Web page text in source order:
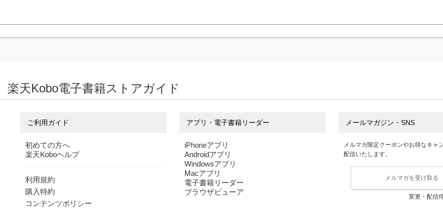
楽天Kobo電子書籍ストアガイド
ご利用ガイド
初めての方へ
楽天Koboヘルプ
利用規約
購入特約
コンテンツポリシー
アプリ・電子書籍リーダー
iPhoneアプリ
Androidアプリ
Windowsアプリ
Macアプリ
電子書籍リーダー
ブラウザビューア
メールマガジン・SNS
メルマガ限定クーポンやお得なキャ
配信いたします。
メルマガを受け取る
変更・配信